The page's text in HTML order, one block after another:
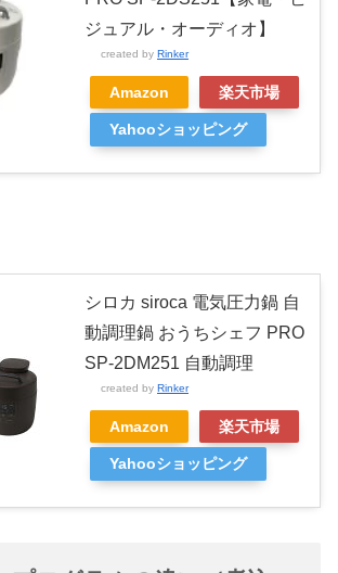
ジュアル・オーディオ】
created by Rinker
Amazon 楽天市場
Yahooショッピング
シロカ siroca 電気圧力鍋 自
動調理鍋 おうちシェフ PRO
SP-2DM251 自動調理
created by Rinker
Amazon 楽天市場
Yahooショッピング